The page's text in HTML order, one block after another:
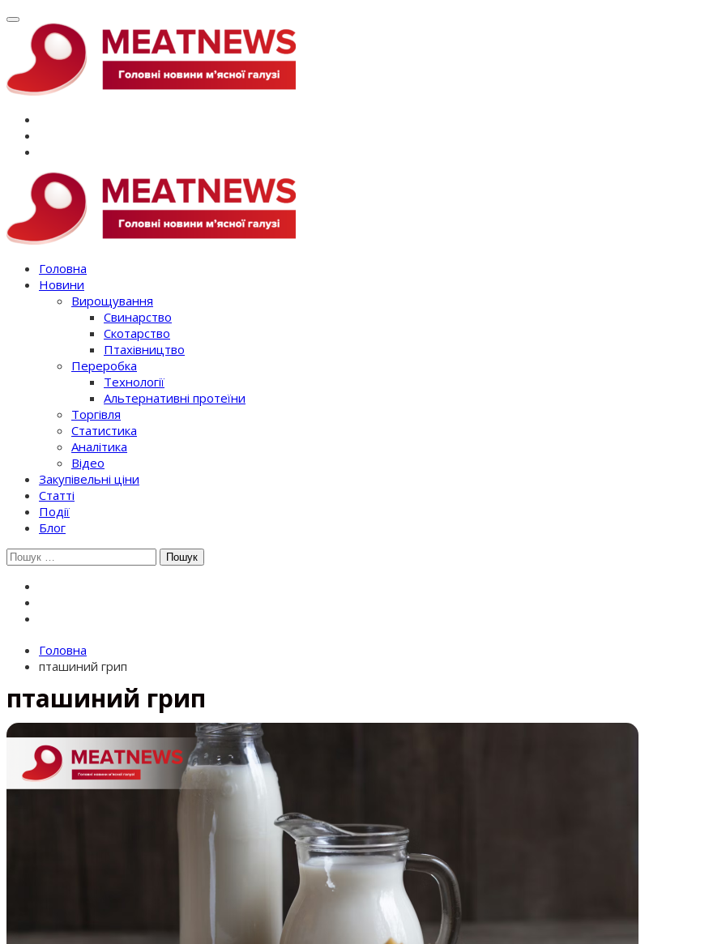
Перейти
вмісту
Головна
Новини
Вирощування
Свинарство
Скотарство
Птахівництво
Переробка
Технології
Альтернативні протеїни
Торгівля
Статистика
Аналітика
Відео
Закупівельні ціни
Статті
Події
Блог
Шукати:
Головна
пташиний грип
пташиний грип